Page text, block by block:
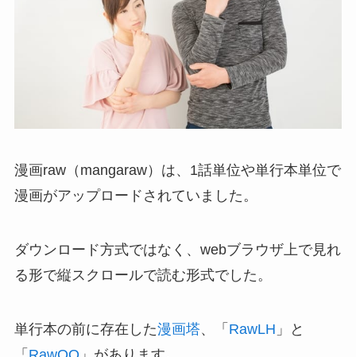
漫画raw（mangaraw）は、1話単位や単行本単位で
漫画がアップロードされていました。
ダウンロード方式ではなく、webブラウザ上で見れ
る形で縦スクロールで読む形式でした。
単行本の前に存在した漫画塔、「 RawLH 」と